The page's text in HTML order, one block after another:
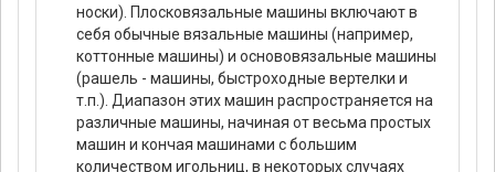
носки). Плосковязальные машины включают в
себя обычные вязальные машины (например,
коттонные машины) и основовязальные машины
(рашель - машины, быстроходные вертелки и
т.п.). Диапазон этих машин распространяется на
различные машины, начиная от весьма простых
машин и кончая машинами с большим
количеством игольниц, в некоторых случаях